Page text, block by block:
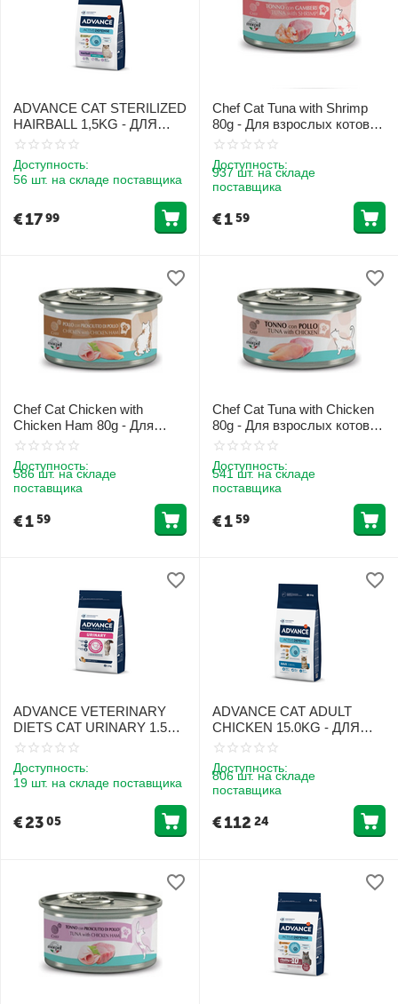
ADVANCE CAT STERILIZED
HAIRBALL 1,5KG - ДЛЯ
ВЗРОСЛЫХ КОШЕК
Доступность:
56 шт. на складе поставщика
€1799
Chef Cat Tuna with Shrimp
80g - Для взрослых котов с
тунцом и криветками
Доступность:
937 шт. на складе
поставщика
€159
Chef Cat Chicken with
Chicken Ham 80g - Для
взрослых котов с курицей и
Доступность:
586 шт. на складе
поставщика
€159
Chef Cat Tuna with Chicken
80g - Для взрослых котов с
тунцом и курицей
Доступность:
541 шт. на складе
поставщика
€159
ADVANCE VETERINARY
DIETS CAT URINARY 1.5KG
- ДЛЯ КОШЕК ДЛЯ
МОЧЕВЫВОДЯЩИХ
ПУТЕЙ
Доступность:
19 шт. на складе поставщика
€2305
ADVANCE CAT ADULT
CHICKEN 15.0KG - ДЛЯ
ВЗРОСЛЫХ КОТОВ
Доступность:
806 шт. на складе
поставщика
€112 24